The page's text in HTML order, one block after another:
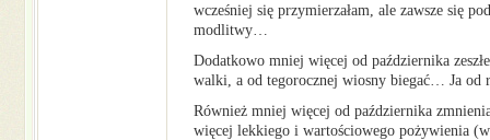
wcześniej się przymierzałam, ale zawsze się
modlitwy…
Dodatkowo mniej więcej od października
walki, a od tegorocznej wiosny biegać… Ja od
Również mniej więcej od października
więcej lekkiego i wartościowego pożywienia